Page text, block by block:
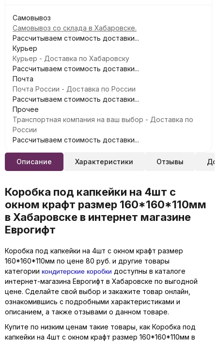
Самовывоз
Самовывоз со склада в Хабаровске.
Рассчитываем стоимость доставки...
Курьер
Курьер - Доставка по Хабаровску
Рассчитываем стоимость доставки...
Почта
Почта России - Доставка по России
Рассчитываем стоимость доставки...
Прочее
Транспортная компания на ваш выбор - Доставка по
России
Рассчитываем стоимость доставки...
Описание Характеристики Отзывы
Коробка под капкейки на 4шт с
окном крафт размер 160*160*110мм
в Хабаровске в интернет магазине
Еврогифт
Коробка под капкейки на 4шт с окном крафт размер
160*160*110мм по цене 80 руб. и другие товары
категории кондитерские коробки доступны в каталоге
интернет-магазина Еврогифт в Хабаровске по выгодной
цене. Сделайте свой выбор и закажите товар онлайн,
ознакомившись с подробными характеристиками и
описанием, а также отзывами о данном товаре.
Купите по низким ценам такие товары, как Коробка под
капкейки на 4шт с окном крафт размер 160*160*110мм в